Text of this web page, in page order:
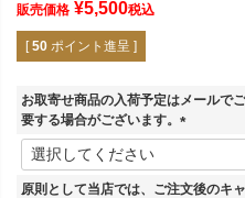
販売価格 ¥5,500税込
[ 50 ポイント進呈 ]
お取寄せ商品の入荷予定はメールで
要する場合がございます。
(
須
原則として当店では、ご注文後のキ